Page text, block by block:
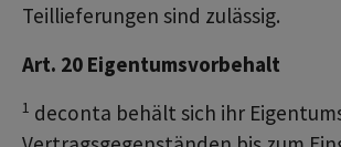
Teillieferungen sind zulässig.
Art. 20 Eigentumsvorbehalt
1 deconta behält sich ihr